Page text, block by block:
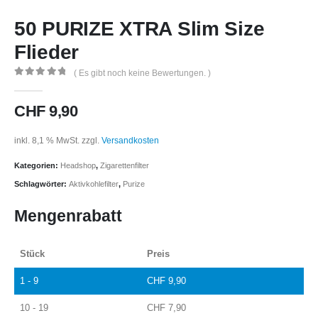
50 PURIZE XTRA Slim Size
Flieder
( Es gibt noch keine Bewertungen. )
CHF9,90
inkl. 8,1 % MwSt. zzgl. Versandkosten
Kategorien: Headshop, Zigarettenfilter
Schlagwörter: Aktivkohlefilter, Purize
Mengenrabatt
Stück Preis
1 - 9 CHF 9,90
10 - 19 CHF 7,90